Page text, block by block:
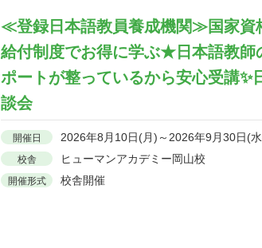
≪登録日本語教員養成機関≫国家資
給付制度でお得に学ぶ★日本語教
ポートが整っているから安心受講✨
談会
開催日 2026年8月10日(月)～2026年9月30日(
校舎 ヒューマンアカデミー岡山校
開催形式 校舎開催